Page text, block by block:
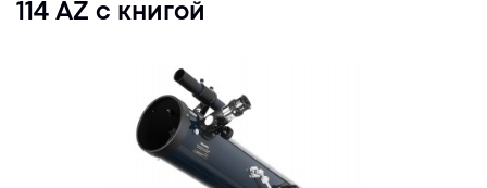
114 AZ с книгой